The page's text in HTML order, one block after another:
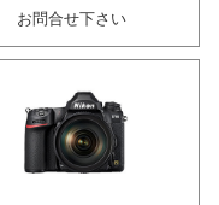
お問合せ下さい